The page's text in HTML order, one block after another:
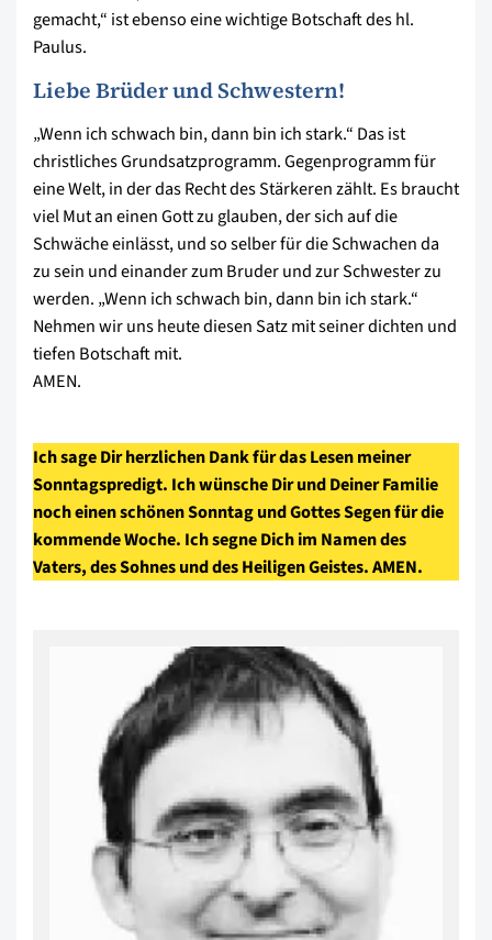
gemacht,“ ist ebenso eine wichtige Botschaft des hl.
Paulus.
Liebe Brüder und Schwestern!
„Wenn ich schwach bin, dann bin ich stark.“ Das ist
christliches Grundsatzprogramm. Gegenprogramm für
eine Welt, in der das Recht des Stärkeren zählt. Es braucht
viel Mut an einen Gott zu glauben, der sich auf die
Schwäche einlässt, und so selber für die Schwachen da
zu sein und einander zum Bruder und zur Schwester zu
werden. „Wenn ich schwach bin, dann bin ich stark.“
Nehmen wir uns heute diesen Satz mit seiner dichten und
tiefen Botschaft mit.
AMEN.
Ich sage Dir herzlichen Dank für das Lesen meiner
Sonntagspredigt. Ich wünsche Dir und Deiner Familie
noch einen schönen Sonntag und Gottes Segen für die
kommende Woche. Ich segne Dich im Namen des
Vaters, des Sohnes und des Heiligen Geistes. AMEN.